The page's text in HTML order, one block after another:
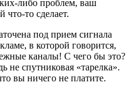
либо проблем, ваш
то сделает.
под прием сигнала
в которой говорится,
каналы! С чего бы это?
не спутниковая «тарелка».
вы ничего не платите.